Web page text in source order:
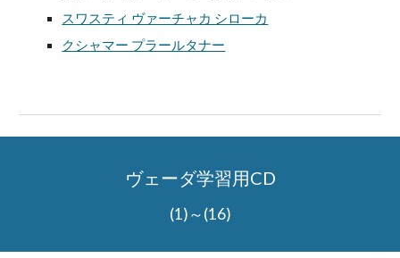
スワスティ ヴァーチャカ シローカ
クシャマー プラールタナー
ヴェーダ学習用CD
(1)～(16)